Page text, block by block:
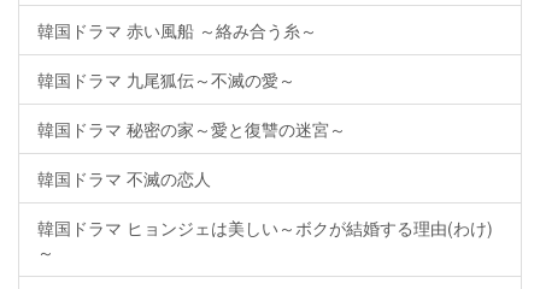
韓国ドラマ 赤い風船 ～絡み合う糸～
韓国ドラマ 九尾狐伝～不滅の愛～
韓国ドラマ 秘密の家～愛と復讐の迷宮～
韓国ドラマ 不滅の恋人
韓国ドラマ ヒョンジェは美しい～ボクが結婚する理由(わけ)
～